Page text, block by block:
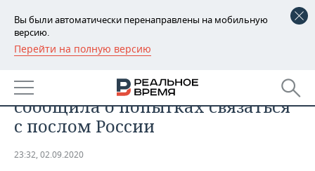
Вы были автоматически перенаправлены на мобильную
версию.
Перейти на полную версию
РЕГИОНЫ
БАШКОРТОСТАН
ТАТАРСТАН
НОВОСТИ
АНАЛИТИКА
Белорусская оппозиция
сообщила о попытках связаться
с послом России
23:32, 02.09.2020